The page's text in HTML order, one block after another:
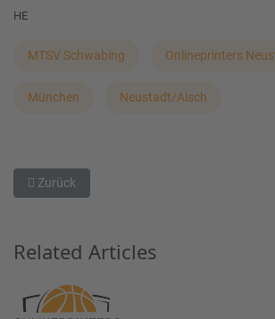
HE
MTSV Schwabing Onlineprinters
München Neustadt/Aisch
Vorheriger Beitrag: Titans 2 verlieren in Gotha
Zurück
Related Articles